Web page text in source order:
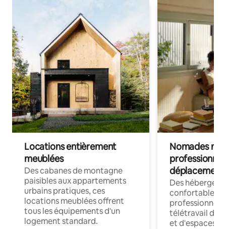
Locations entièrement
meublées
Des cabanes de montagne
paisibles aux appartements
urbains pratiques, ces
locations meublées offrent
tous les équipements d'un
logement standard.
Nomades
déplacement
Des
confortables
professionnels
télétravail
et d'espaces